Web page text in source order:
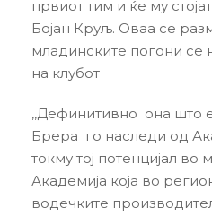
првиот тим и ќе му
Бојан Круљ. Оваа се
младинските погони се
на клубот
,,Дефинитивно она што
Брера го наследи од
токму тој потенцијал во
Академија која во
водечките